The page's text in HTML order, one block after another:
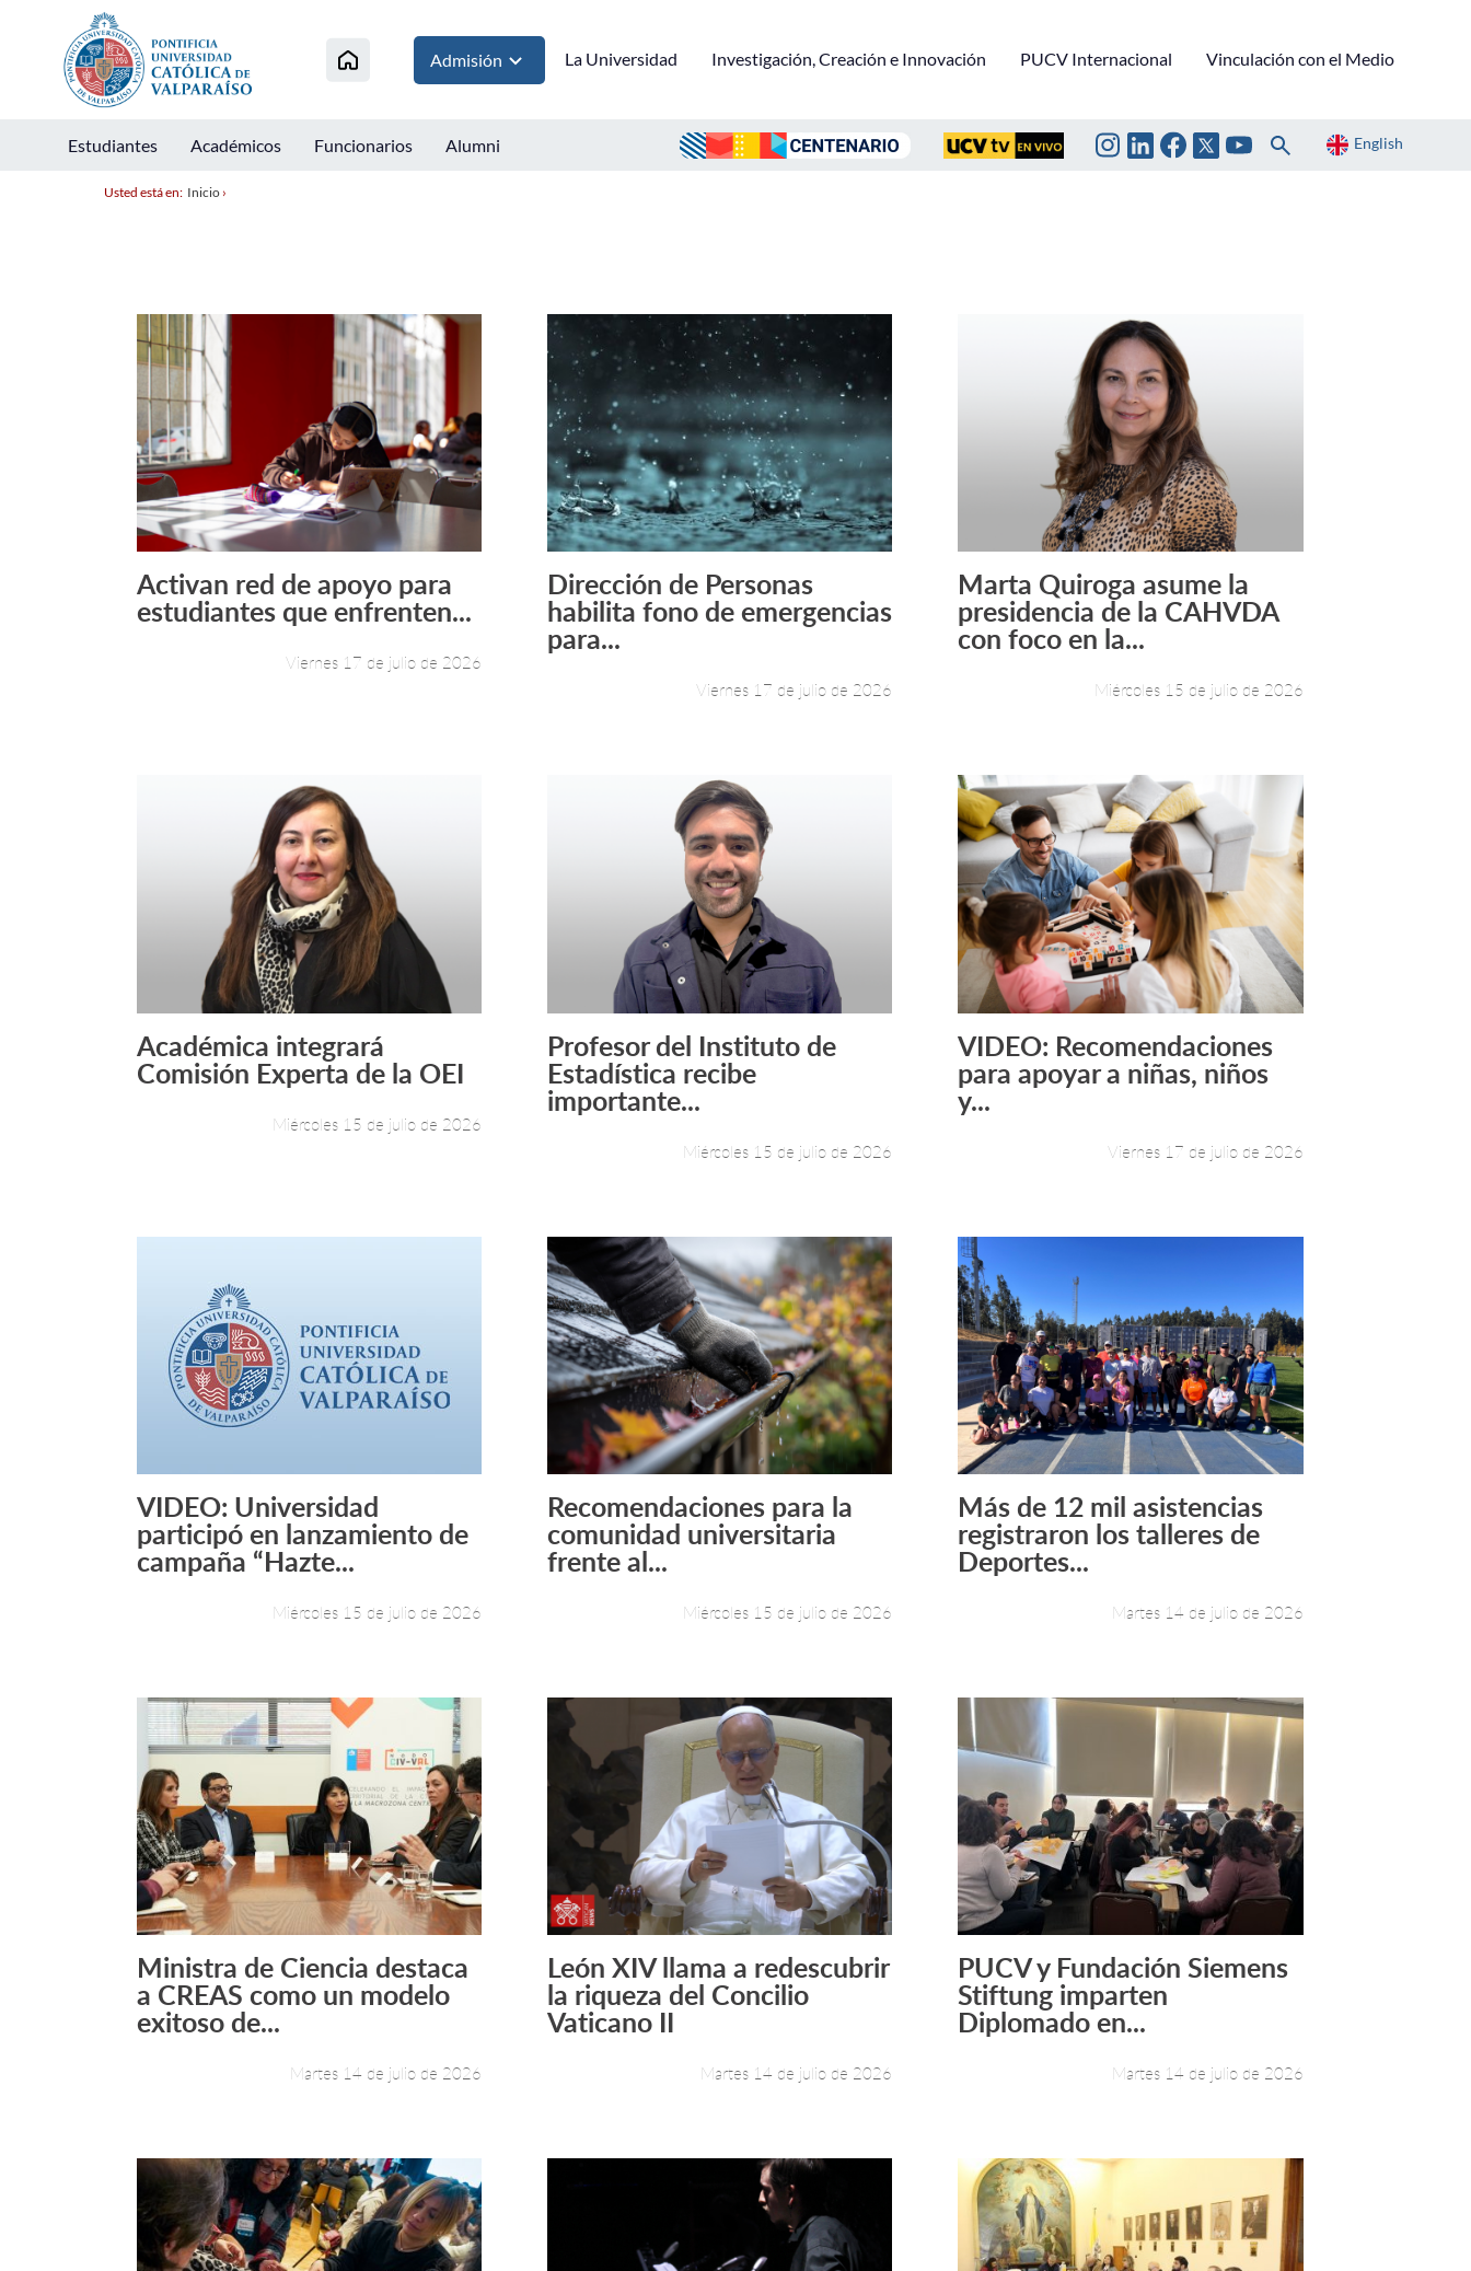
Admisión La Universidad Investigación, Creación e Innovación PUCV Internacional Vinculación con el Medio
Estudiantes Académicos Funcionarios Alumni English
Usted está en: Inicio›
Leer más +
Activan red de apoyo para
estudiantes que enfrenten...
Viernes 17 de julio de 2026
Leer más +
Dirección de Personas
habilita fono de emergencias
para...
Viernes 17 de julio de 2026
Leer más +
Marta Quiroga asume la
presidencia de la CAHVDA
con foco en la...
Miércoles 15 de julio de 2026
Leer más +
Académica integrará
Comisión Experta de la OEI
Miércoles 15 de julio de 2026
Leer más +
Profesor del Instituto de
Estadística recibe
importante...
Miércoles 15 de julio de 2026
Leer más +
VIDEO: Recomendaciones
para apoyar a niñas, niños
y...
Viernes 17 de julio de 2026
Leer más +
VIDEO: Universidad
participó en lanzamiento de
campaña “Hazte...
Miércoles 15 de julio de 2026
Leer más +
Recomendaciones para la
comunidad universitaria
frente al...
Miércoles 15 de julio de 2026
Leer más +
Más de 12 mil asistencias
registraron los talleres de
Deportes...
Martes 14 de julio de 2026
Leer más +
Ministra de Ciencia destaca
a CREAS como un modelo
exitoso de...
Martes 14 de julio de 2026
Leer más +
León XIV llama a redescubrir
la riqueza del Concilio
Vaticano II
Martes 14 de julio de 2026
Leer más +
PUCV y Fundación Siemens
Stiftung imparten
Diplomado en...
Martes 14 de julio de 2026